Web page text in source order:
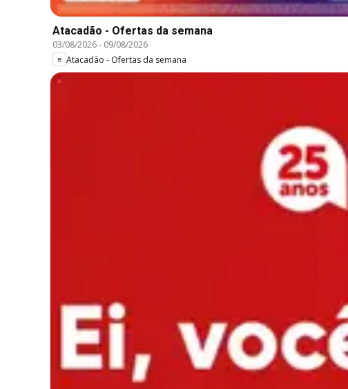
Atacadão - Ofertas da semana
03/08/2026- 09/08/2026
Atacadão - Ofertas da semana